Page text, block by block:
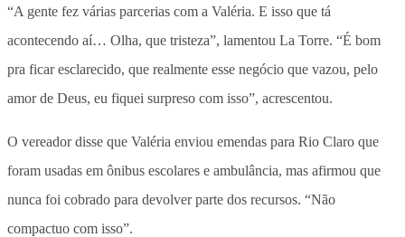
“A gente fez várias parcerias com a Valéria. E isso que tá
acontecendo aí… Olha, que tristeza”, lamentou La Torre. “É bom
pra ficar esclarecido, que realmente esse negócio que vazou, pelo
amor de Deus, eu fiquei surpreso com isso”, acrescentou.
O vereador disse que Valéria enviou emendas para Rio Claro que
foram usadas em ônibus escolares e ambulância, mas afirmou que
nunca foi cobrado para devolver parte dos recursos. “Não
compactuo com isso”.